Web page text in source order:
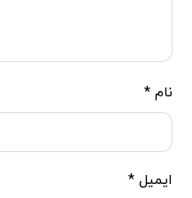
نام*
ایمیل*